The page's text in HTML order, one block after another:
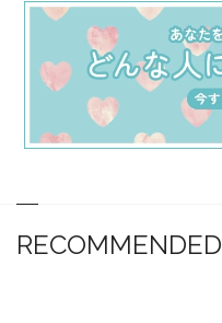
RECOMMENDED